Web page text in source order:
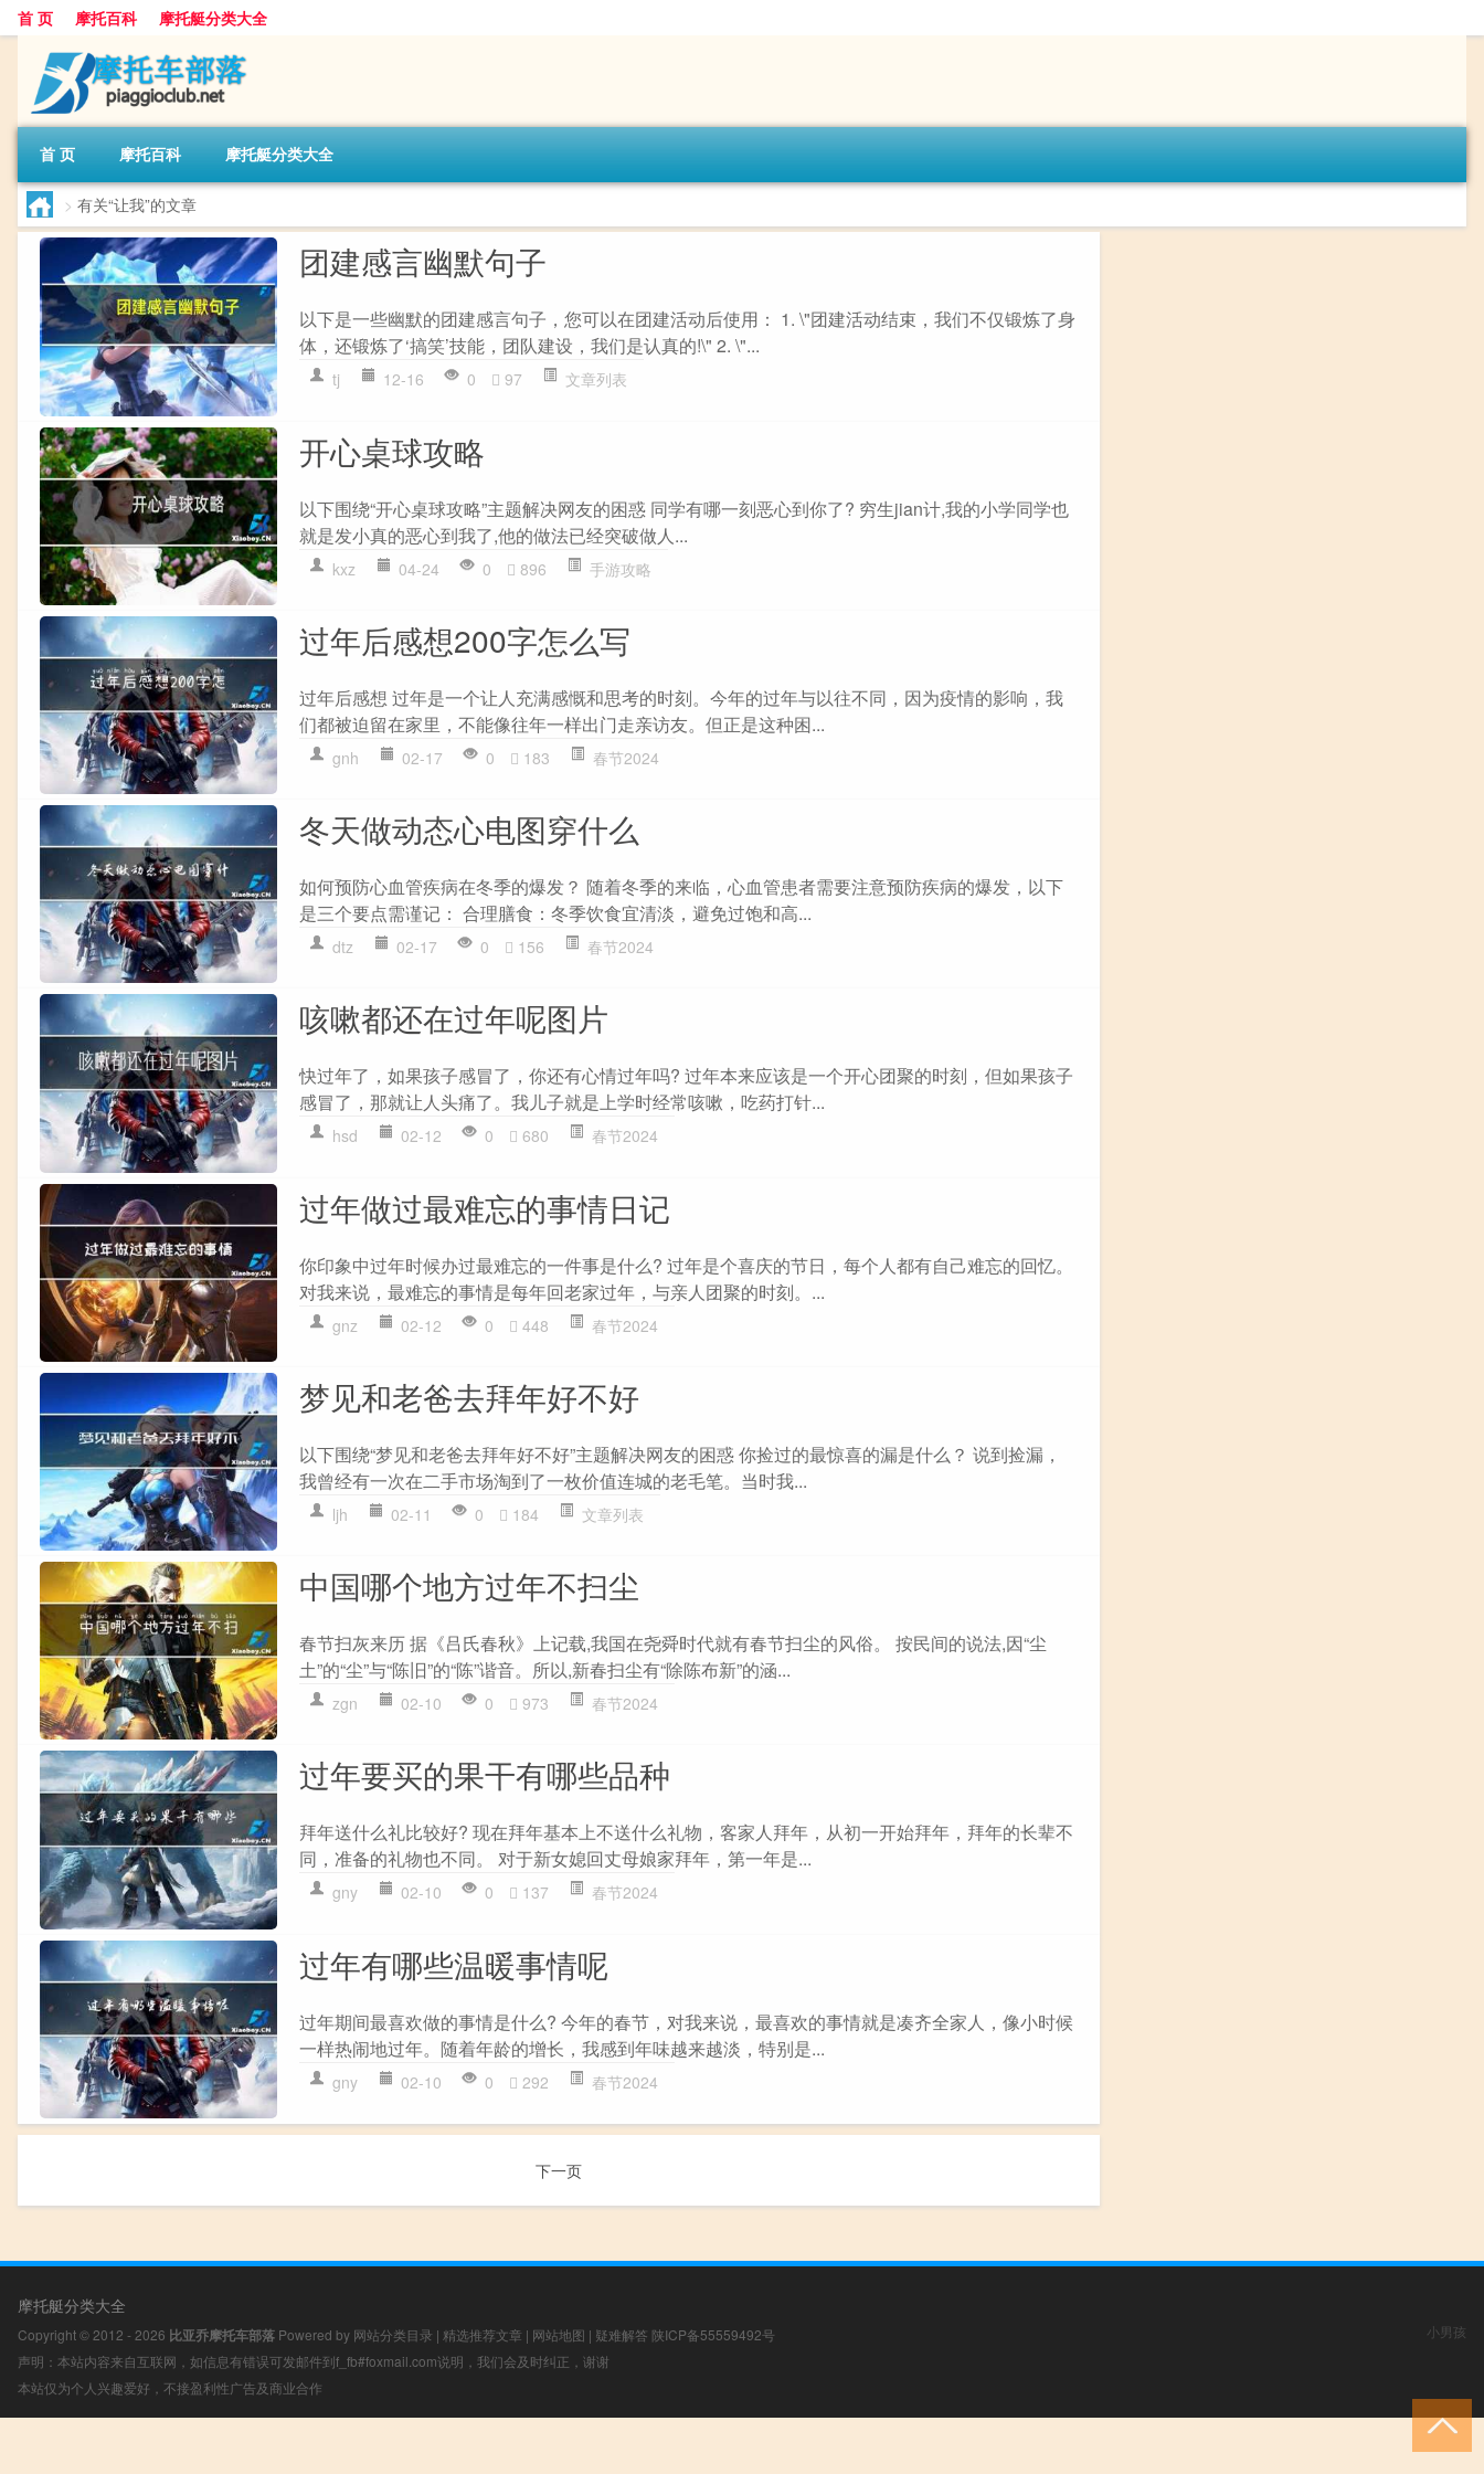
首 页 摩托百科 摩托艇分类大全
首 页 摩托百科 摩托艇分类大全
> 有关“让我”的文章
团建感言幽默句子
以下是一些幽默的团建感言句子，您可以在团建活动后使用： 1. \"团建活动结束，我们不仅锻炼了身
体，还锻炼了‘搞笑’技能，团队建设，我们是认真的!\" 2. \"...
tj 12-16 0 97 文章列表
开心桌球攻略
以下围绕“开心桌球攻略”主题解决网友的困惑 同学有哪一刻恶心到你了? 穷生jian计,我的小学同学也
就是发小真的恶心到我了,他的做法已经突破做人...
kxz 04-24 0 896 手游攻略
过年后感想200字怎么写
过年后感想 过年是一个让人充满感慨和思考的时刻。今年的过年与以往不同，因为疫情的影响，我
们都被迫留在家里，不能像往年一样出门走亲访友。但正是这种困...
gnh 02-17 0 183 春节2024
冬天做动态心电图穿什么
如何预防心血管疾病在冬季的爆发？ 随着冬季的来临，心血管患者需要注意预防疾病的爆发，以下
是三个要点需谨记： 合理膳食：冬季饮食宜清淡，避免过饱和高...
dtz 02-17 0 156 春节2024
咳嗽都还在过年呢图片
快过年了，如果孩子感冒了，你还有心情过年吗? 过年本来应该是一个开心团聚的时刻，但如果孩子
感冒了，那就让人头痛了。我儿子就是上学时经常咳嗽，吃药打针...
hsd 02-12 0 680 春节2024
过年做过最难忘的事情日记
你印象中过年时候办过最难忘的一件事是什么? 过年是个喜庆的节日，每个人都有自己难忘的回忆。
对我来说，最难忘的事情是每年回老家过年，与亲人团聚的时刻。...
gnz 02-12 0 448 春节2024
梦见和老爸去拜年好不好
以下围绕“梦见和老爸去拜年好不好”主题解决网友的困惑 你捡过的最惊喜的漏是什么？ 说到捡漏，
我曾经有一次在二手市场淘到了一枚价值连城的老毛笔。当时我...
ljh 02-11 0 184 文章列表
中国哪个地方过年不扫尘
春节扫灰来历 据《吕氏春秋》上记载,我国在尧舜时代就有春节扫尘的风俗。 按民间的说法,因“尘
土”的“尘”与“陈旧”的“陈”谐音。所以,新春扫尘有“除陈布新”的涵...
zgn 02-10 0 973 春节2024
过年要买的果干有哪些品种
拜年送什么礼比较好? 现在拜年基本上不送什么礼物，客家人拜年，从初一开始拜年，拜年的长辈不
同，准备的礼物也不同。 对于新女媳回丈母娘家拜年，第一年是...
gny 02-10 0 137 春节2024
过年有哪些温暖事情呢
过年期间最喜欢做的事情是什么? 今年的春节，对我来说，最喜欢的事情就是凑齐全家人，像小时候
一样热闹地过年。随着年龄的增长，我感到年味越来越淡，特别是...
gny 02-10 0 292 春节2024
下一页
摩托艇分类大全
Copyright © 2012 - 2026 比亚乔摩托车部落 Powered by 网站分类目录 | 精选推荐文章 | 网站地图 | 疑难解答 陕ICP备55559492号
声明：本站内容来自互联网，如信息有错误可发邮件到f_fb#foxmail.com说明，我们会及时纠正，谢谢
本站仅为个人兴趣爱好，不接盈利性广告及商业合作
小男孩